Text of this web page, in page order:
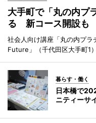
大手町で「丸の内プ
る 新コース開設も
社会人向け講座「丸の内プ
Future」（千代田区大手町1
暮らす・働く
日本橋で
ニティーサ